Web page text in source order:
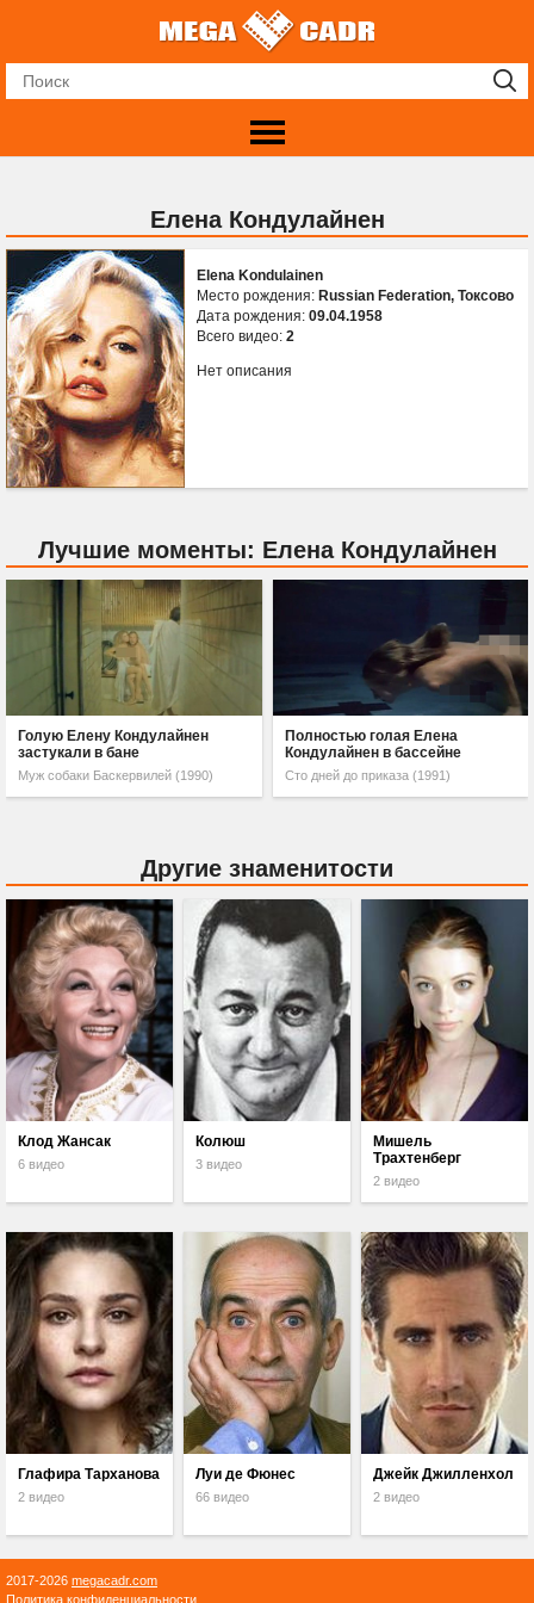
Елена Кондулайнен
Elena Kondulainen
Место рождения: Russian Federation, Токсово
Дата рождения: 09.04.1958
Всего видео: 2
Нет описания
Лучшие моменты: Елена Кондулайнен
Голую Елену Кондулайнен
застукали в бане
Муж собаки Баскервилей (1990)
Полностью голая Елена
Кондулайнен в бассейне
Сто дней до приказа (1991)
Другие знаменитости
Клод Жансак
6 видео
Колюш
3 видео
Мишель
Трахтенберг
2 видео
Глафира Тарханова
2 видео
Луи де Фюнес
66 видео
Джейк Джилленхол
2 видео
2017-2026 megacadr.com
Политика конфиденциальности